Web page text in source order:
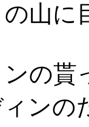
山に
ンの
ィンの